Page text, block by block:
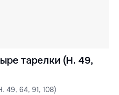
тарелки (H. 49,
49, 64, 91, 108)